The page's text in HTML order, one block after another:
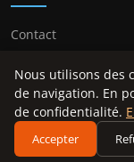
Contact
© 2026
À propos
Nous utilisons des
de navigation. En
de confidentialité.
Accepter